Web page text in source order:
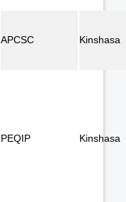
APCSC Kinshasa
PEQIP Kinshasa